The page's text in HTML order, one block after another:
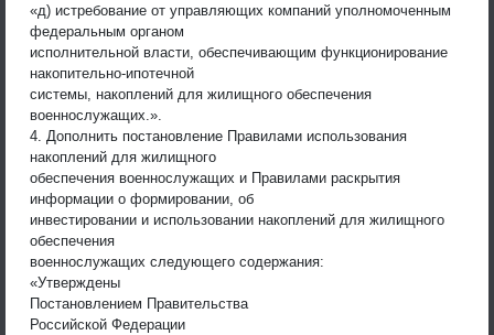
«д) истребование от управляющих компаний уполномоченным
федеральным органом
исполнительной власти, обеспечивающим функционирование
накопительно-ипотечной
системы, накоплений для жилищного обеспечения
военнослужащих.».
4. Дополнить постановление Правилами использования
накоплений для жилищного
обеспечения военнослужащих и Правилами раскрытия
информации о формировании, об
инвестировании и использовании накоплений для жилищного
обеспечения
военнослужащих следующего содержания:
«Утверждены
Постановлением Правительства
Российской Федерации